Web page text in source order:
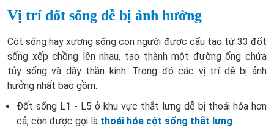
Vị trí đốt sống dễ bị ảnh hưởng
Cột sống hay xương sống con người được cấu tạo từ 33 đốt
sống xếp chồng lên nhau, tạo thành một đường ống chứa
tủy sống và dây thần kinh. Trong đó các vị trí dễ bị ảnh
hưởng nhất bao gồm:
Đốt sống L1 - L5 ở khu vực thắt lưng dễ bị thoái hóa hơn
cả, còn được gọi là thoái hóa cột sống thắt lưng.